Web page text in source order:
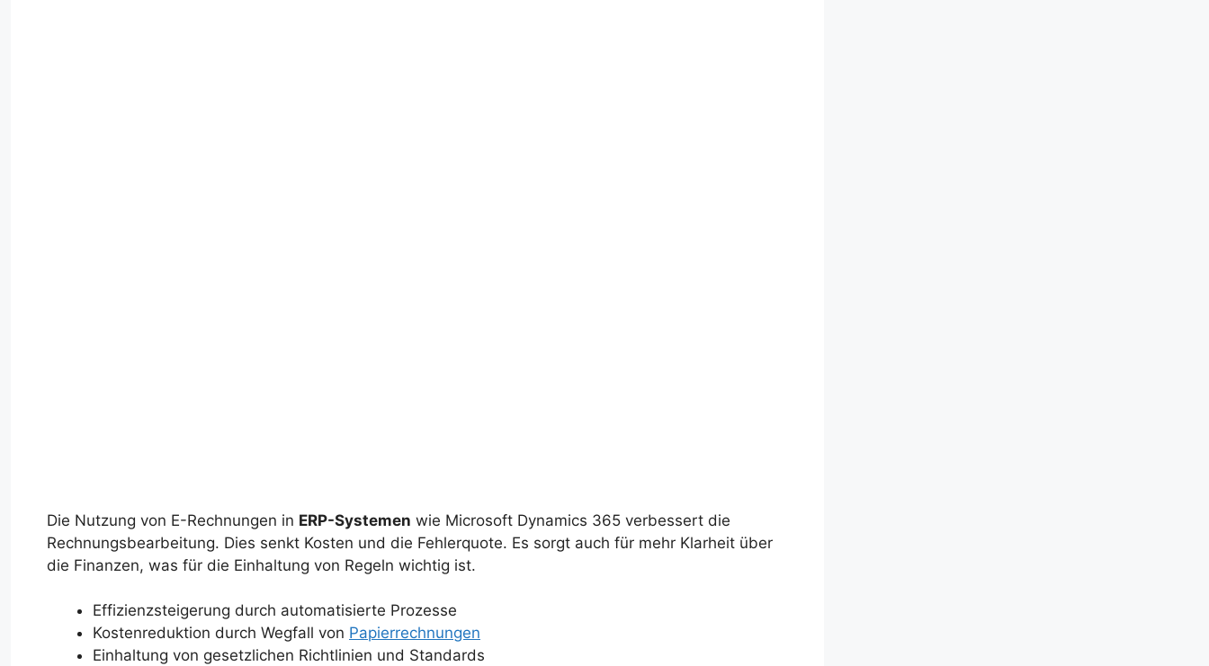
Die Nutzung von E-Rechnungen in ERP-Systemen wie Microsoft Dynamics 365 verbessert die
Rechnungsbearbeitung. Dies senkt Kosten und die Fehlerquote. Es sorgt auch für mehr Klarheit über
die Finanzen, was für die Einhaltung von Regeln wichtig ist.
Effizienzsteigerung durch automatisierte Prozesse
Kostenreduktion durch Wegfall von Papierrechnungen
Einhaltung von gesetzlichen Richtlinien und Standards